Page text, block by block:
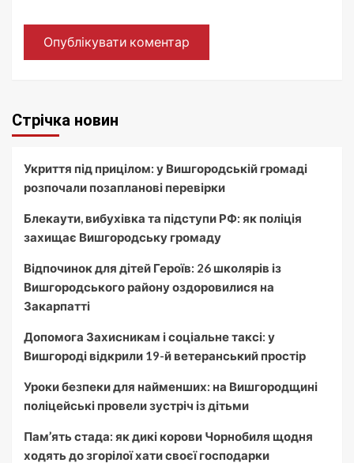
Стрічка новин
Укриття під прицілом: у Вишгородській громаді
розпочали позапланові перевірки
Блекаути, вибухівка та підступи РФ: як поліція
захищає Вишгородську громаду
Відпочинок для дітей Героїв: 26 школярів із
Вишгородського району оздоровилися на
Закарпатті
Допомога Захисникам і соціальне таксі: у
Вишгороді відкрили 19-й ветеранський простір
Уроки безпеки для найменших: на Вишгородщині
поліцейські провели зустріч із дітьми
Пам’ять стада: як дикі корови Чорнобиля щодня
ходять до згорілої хати своєї господарки